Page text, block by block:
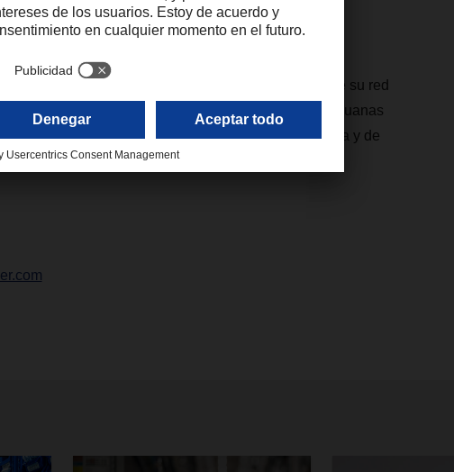
a la península de Yucatán en 2023.
oficinas de DACHSER en todo el mundo a través de su red
servicios de almacenamiento y despacho de aduanas
para las industrias de automoción, farmacéutica y de